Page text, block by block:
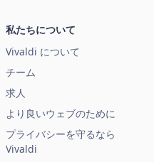
私たちについて
Vivaldi について
チーム
求人
より良いウェブのために
プライバシーを守るなら
Vivaldi